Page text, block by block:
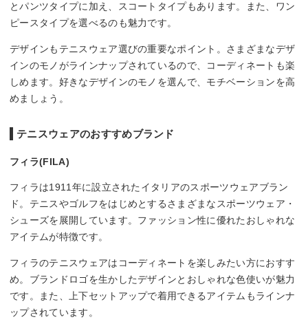
とパンツタイプに加え、スコートタイプもあります。また、ワン
ピースタイプを選べるのも魅力です。
デザインもテニスウェア選びの重要なポイント。さまざまなデザ
インのモノがラインナップされているので、コーディネートも楽
しめます。好きなデザインのモノを選んで、モチベーションを高
めましょう。
テニスウェアのおすすめブランド
フィラ(FILA)
フィラは1911年に設立されたイタリアのスポーツウェアブラン
ド。テニスやゴルフをはじめとするさまざまなスポーツウェア・
シューズを展開しています。ファッション性に優れたおしゃれな
アイテムが特徴です。
フィラのテニスウェアはコーディネートを楽しみたい方におすす
め。ブランドロゴを生かしたデザインとおしゃれな色使いが魅力
です。また、上下セットアップで着用できるアイテムもラインナ
ップされています。